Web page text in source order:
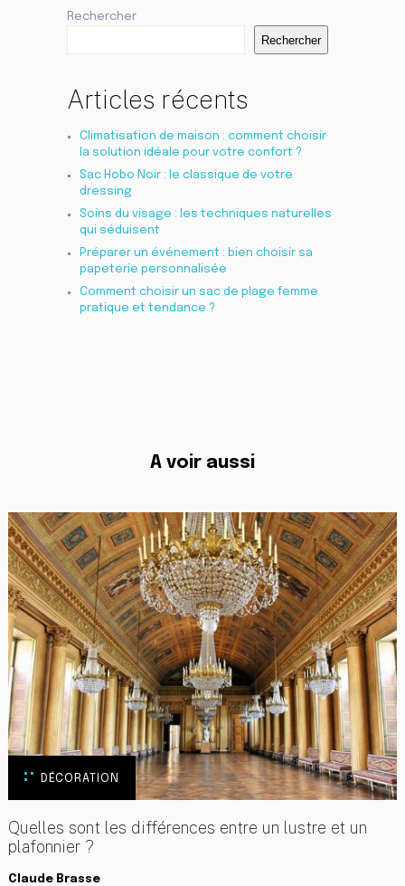
Rechercher
Rechercher
Articles récents
Climatisation de maison : comment choisir
la solution idéale pour votre confort ?
Sac Hobo Noir : le classique de votre
dressing
Soins du visage : les techniques naturelles
qui séduisent
Préparer un événement : bien choisir sa
papeterie personnalisée
Comment choisir un sac de plage femme
pratique et tendance ?
A voir aussi
DÉCORATION
Quelles sont les différences entre un lustre et un
plafonnier ?
Claude Brasse